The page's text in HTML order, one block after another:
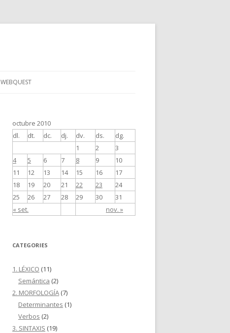
WEBQUEST
octubre 2010
dl.
dt. dc. dj. dv. ds. dg.
« set. nov. »
1 2
3
4
5 6 7 8 9
10
11
12 13 14 15 16
17
18
19 20 21 22 23
24
25
26 27 28 29 30 31
CATEGORIES
1. LÉXICO (11)
Semántica (2)
2. MORFOLOGÍA (7)
Determinantes (1)
Verbos (2)
3. SINTAXIS (19)